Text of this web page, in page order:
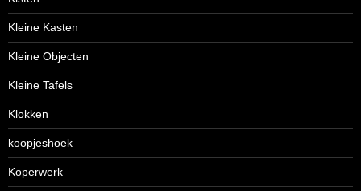
Kleine Kasten
Kleine Objecten
Kleine Tafels
Klokken
koopjeshoek
Koperwerk